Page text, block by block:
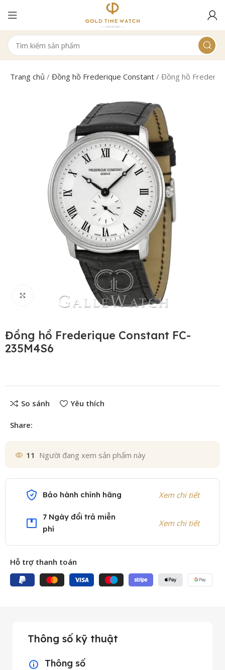
Trang chủ /Đồng hồ Frederique Constant /Đồng hồ
Click to enlarge
Đồng hồ Frederique Constant FC-
235M4S6
So sánh Yêu thích
Share:
11 Người đang xem sản phẩm này
Bảo hành chính hãng Xem chi tiết
7 Ngày đổi trả miễn
phí
Xem chi tiết
Hỗ trợ thanh toán
Thông số kỹ thuật
Thông số